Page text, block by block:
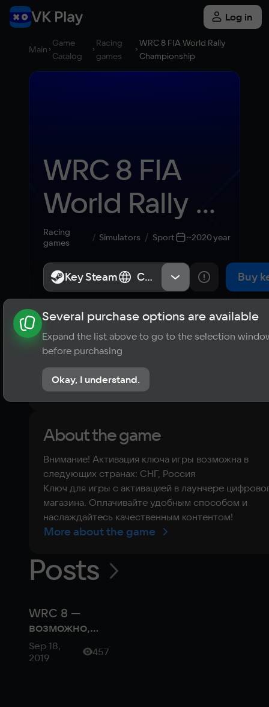
Log in
Main
Game
Catalog
Racing
games
WRC 8 FIA World Rally
Championship
WRC 8 FIA
World Rally
Championship
Racing
games
Simulators Sport ~2020 year
Key Steam СНГ, Россия Buy
About the game News Publications
? Player ratings
No reviews
About the game
Внимание! Активация ключа игры возможна в
следующих странах: СНГ, Россия
Ключ для игры с активацией в лаунчере
магазина. Оплачивайте удобным способом и
наслаждайтесь качественным контентом!
More about the game
Posts
WRC 8 —
возможно,
лучшая
гоночная
Sep 18,
2019
457
Key Steam СНГ, Россия
Several purchase options are available
Expand the list above to go to the selection
before purchasing
Okay, I understand.